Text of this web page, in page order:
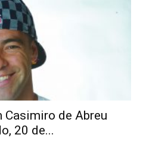
Casimiro de Abreu
20 de...